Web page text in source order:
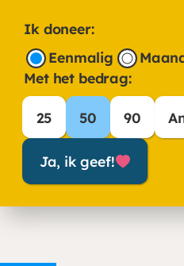
Ik doneer:
Frequentie
Eenmalig
Met het bedrag:
Met het bedrag:
25 50 90
Ja, ik geef!